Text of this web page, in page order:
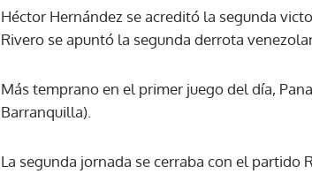
Héctor Hernández se acreditó la segunda
Rivero se apuntó la segunda derrota
Más temprano en el primer juego del día,
Barranquilla).
La segunda jornada se cerraba con el partido